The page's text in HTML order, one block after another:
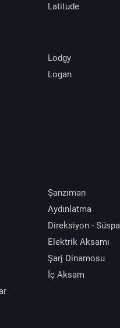
Latitude
Lodgy
Logan
Şanzıman
Aydınlatma
Direksiyon -
Elektrik Aksamı
Şarj Dinamosu
İç Aksam